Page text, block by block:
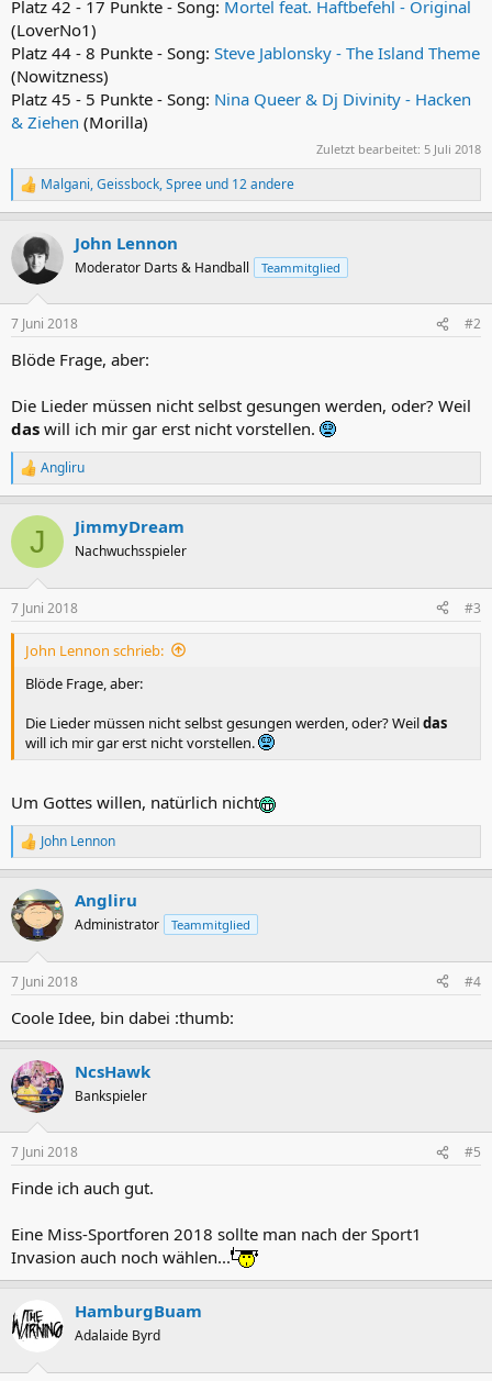
Platz 42 - 17 Punkte - Song: Mortel feat. Haftbefehl - Original
(LoverNo1)
Platz 44 - 8 Punkte - Song: Steve Jablonsky - The Island Theme
(Nowitzness)
Platz 45 - 5 Punkte - Song: Nina Queer & Dj Divinity - Hacken
& Ziehen (Morilla)
Zuletzt bearbeitet: 5 Juli 2018
R
e
k
i
e
:
Malgani,Geissbock,Spree und 12 andere
John Lennon
Moderator Darts & Handball Teammitglied
7 Juni 2018 #2
Blöde Frage, aber:
Die Lieder müssen nicht selbst gesungen werden, oder? Weil
das will ich mir gar erst nicht vorstellen.
R
e
k
i
e
n
Angliru
J JimmyDream
Nachwuchsspieler
7 Juni 2018 #3
John Lennon schrieb:
Blöde Frage, aber:
Die Lieder müssen nicht selbst gesungen werden, oder? Weildas
will ich mir gar erst nicht vorstellen.
Um Gottes willen, natürlich nicht
R
e
k
t
i
e
:
John Lennon
Angliru
Administrator Teammitglied
7 Juni 2018 #4
Coole Idee, bin dabei :thumb:
NcsHawk
Bankspieler
7 Juni 2018 #5
Finde ich auch gut.
Eine Miss-Sportforen 2018 sollte man nach der Sport1
Invasion auch noch wählen...
HamburgBuam
Adalaide Byrd